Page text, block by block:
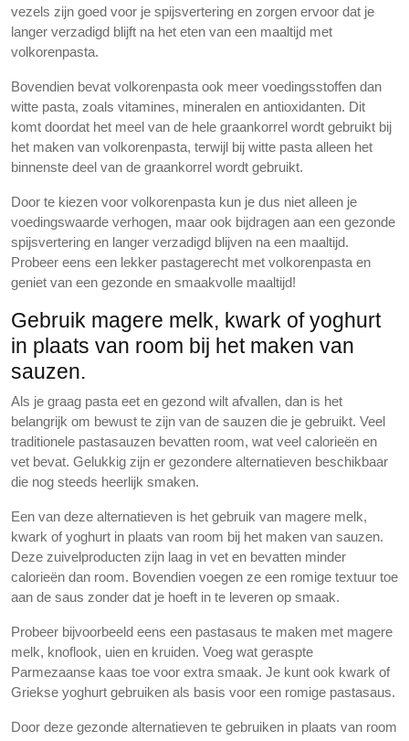
vezels zijn goed voor je spijsvertering en zorgen ervoor dat je
langer verzadigd blijft na het eten van een maaltijd met
volkorenpasta.
Bovendien bevat volkorenpasta ook meer voedingsstoffen dan
witte pasta, zoals vitamines, mineralen en antioxidanten. Dit
komt doordat het meel van de hele graankorrel wordt gebruikt bij
het maken van volkorenpasta, terwijl bij witte pasta alleen het
binnenste deel van de graankorrel wordt gebruikt.
Door te kiezen voor volkorenpasta kun je dus niet alleen je
voedingswaarde verhogen, maar ook bijdragen aan een gezonde
spijsvertering en langer verzadigd blijven na een maaltijd.
Probeer eens een lekker pastagerecht met volkorenpasta en
geniet van een gezonde en smaakvolle maaltijd!
Gebruik magere melk, kwark of yoghurt
in plaats van room bij het maken van
sauzen.
Als je graag pasta eet en gezond wilt afvallen, dan is het
belangrijk om bewust te zijn van de sauzen die je gebruikt. Veel
traditionele pastasauzen bevatten room, wat veel calorieën en
vet bevat. Gelukkig zijn er gezondere alternatieven beschikbaar
die nog steeds heerlijk smaken.
Een van deze alternatieven is het gebruik van magere melk,
kwark of yoghurt in plaats van room bij het maken van sauzen.
Deze zuivelproducten zijn laag in vet en bevatten minder
calorieën dan room. Bovendien voegen ze een romige textuur toe
aan de saus zonder dat je hoeft in te leveren op smaak.
Probeer bijvoorbeeld eens een pastasaus te maken met magere
melk, knoflook, uien en kruiden. Voeg wat geraspte
Parmezaanse kaas toe voor extra smaak. Je kunt ook kwark of
Griekse yoghurt gebruiken als basis voor een romige pastasaus.
Door deze gezonde alternatieven te gebruiken in plaats van room